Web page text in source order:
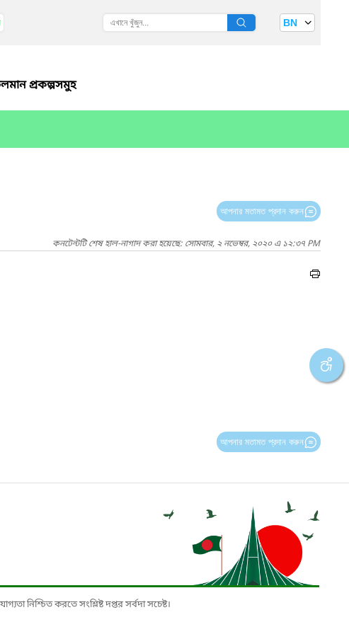
BN
প্রকল্পসমুহ
আপনার মতামত প্রদান করুন
কনটেন্টটি শেষ হাল-নাগাদ করা হয়েছে: সোমবার, ২ নভেম্বর, ২০২০ এ ১২:৩৭ PM
আপনার মতামত প্রদান করুন
নিশ্চিত করতে সংশ্লিষ্ট দপ্তর সর্বদা সচেষ্ট।